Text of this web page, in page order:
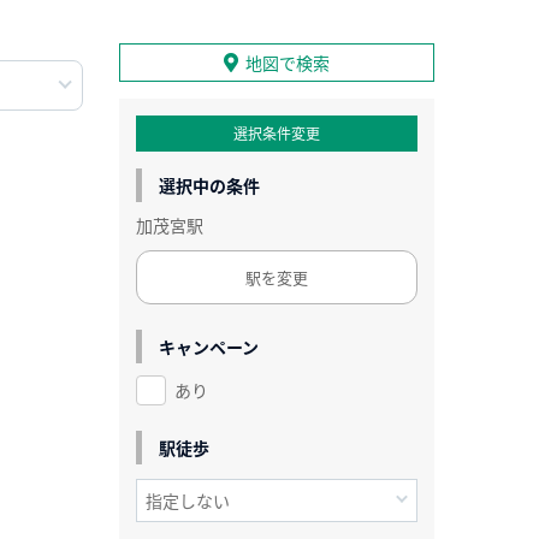
地図で検索
選択条件変更
選択中の条件
加茂宮駅
駅を変更
キャンペーン
あり
駅徒歩